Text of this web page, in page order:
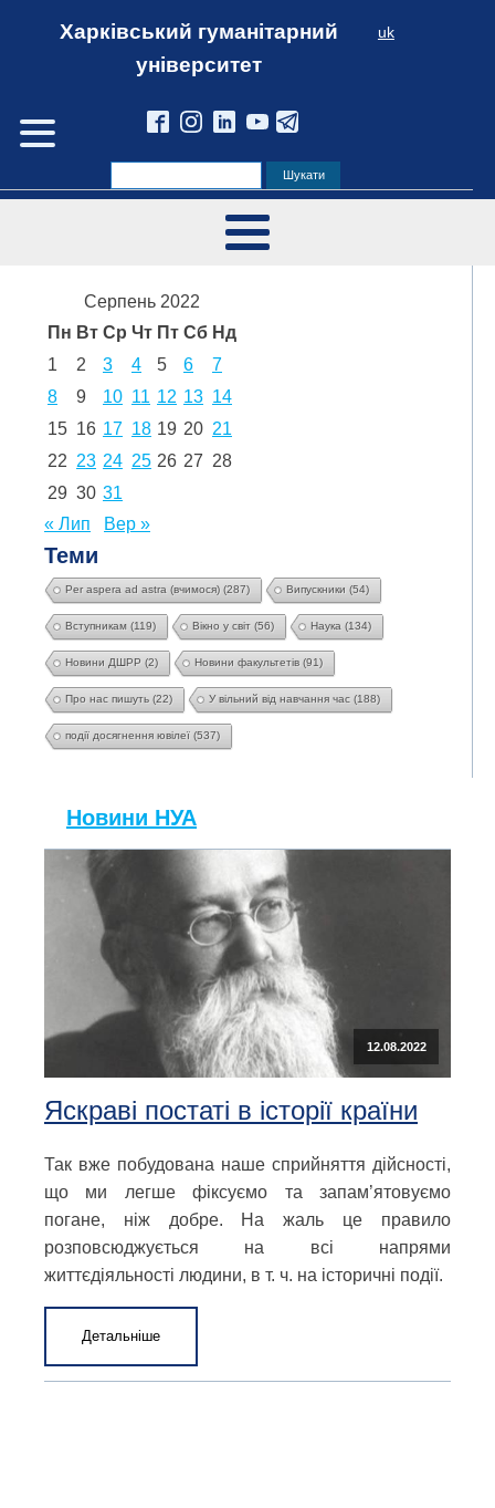
Харківський гуманітарний
університет
uk
Серпень 2022
Пн Вт Ср Чт Пт Сб Нд
1
2 3 4 5 6
7
8
9 10 11 12 13 14
15 16 17 18 19 20 21
22 23 24 25 26 27 28
29 30 31
« Лип
Вер »
Теми
Per aspera ad astra (вчимося) (287) Випускники (54)
Вступникам (119) Вікно у світ (56) Наука (134)
Новини ДШРР (2) Новини факультетів (91)
Про нас пишуть (22) У вільний від навчання час (188)
події досягнення ювілеї (537)
Новини НУА
12.08.2022
Яскраві постаті в історії країни
Так вже побудована наше сприйняття дійсності,
що ми легше фіксуємо та запам’ятовуємо
погане, ніж добре. На жаль це правило
розповсюджується на всі напрями
життєдіяльності людини, в т. ч. на історичні події.
Детальніше